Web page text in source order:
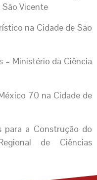
Vicente
na Cidade de São
– Ministério da Ciência
70 na Cidade de
para a Construção do
de Ciências